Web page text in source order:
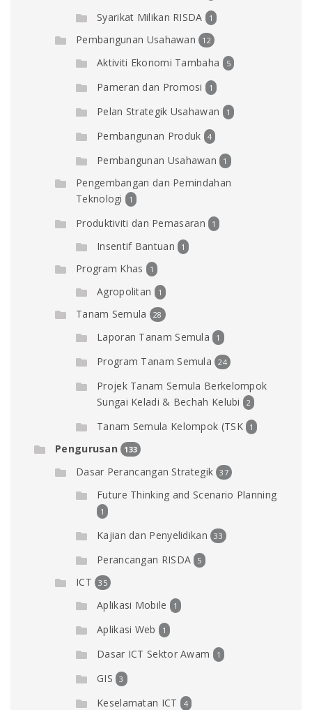
Syarikat Milikan RISDA 1
Pembangunan Usahawan 12
Aktiviti Ekonomi Tambaha 5
Pameran dan Promosi 1
Pelan Strategik Usahawan 1
Pembangunan Produk 4
Pembangunan Usahawan 1
Pengembangan dan Pemindahan
Teknologi
1
Produktiviti dan Pemasaran 1
Insentif Bantuan 1
Program Khas 1
Agropolitan 1
Tanam Semula 28
Laporan Tanam Semula 1
Program Tanam Semula 24
Projek Tanam Semula Berkelompok
Sungai Keladi & Bechah Kelubi
2
Tanam Semula Kelompok (TSK 1
Pengurusan 133
Dasar Perancangan Strategik 37
Future Thinking and Scenario Planning
1
Kajian dan Penyelidikan 33
Perancangan RISDA 5
ICT 35
Aplikasi Mobile 1
Aplikasi Web 1
Dasar ICT Sektor Awam 1
GIS 3
Keselamatan ICT 4